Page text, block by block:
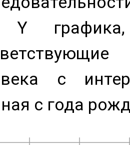
Y
с
с года